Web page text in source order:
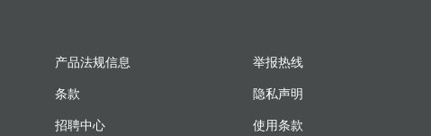
产品法规信息
举报热线
条款
隐私声明
招聘中心
使用条款